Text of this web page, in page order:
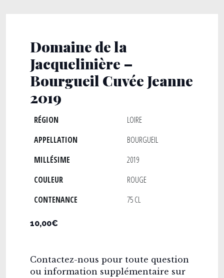
Domaine de la
Jacquelinière –
Bourgueil Cuvée Jeanne
2019
RÉGION
LOIRE
APPELLATION
BOURGUEIL
MILLÉSIME
2019
COULEUR
ROUGE
CONTENANCE
75 CL
10,00€
Contactez-nous pour toute question
ou information supplémentaire sur